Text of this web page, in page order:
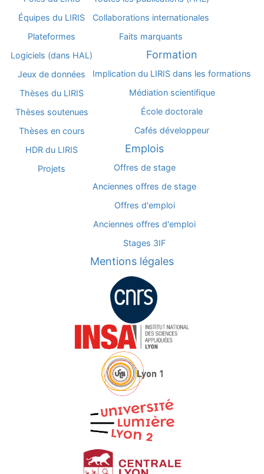
Équipes du LIRIS
Plateformes
Logiciels (dans HAL)
Jeux de données
Thèses du LIRIS
Thèses soutenues
Thèses en cours
HDR du LIRIS
Projets
Collaborations internationales
Faits marquants
Formation
Implication du LIRIS dans les formations
Médiation scientifique
École doctorale
Cafés développeur
Emplois
Offres de stage
Anciennes offres de stage
Offres d'emploi
Anciennes offres d'emploi
Stages 3IF
Mentions légales